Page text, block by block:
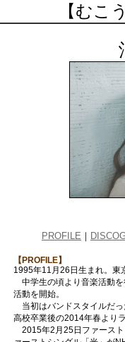
【むこ
PROFILE ｜
【PROFILE】
1995年11月26日生まれ。東
中学生の頃より音楽活動
活動を開始。
当初はバンドスタイルだ
高校卒業後の2014年春より
2015年2月25日ファース